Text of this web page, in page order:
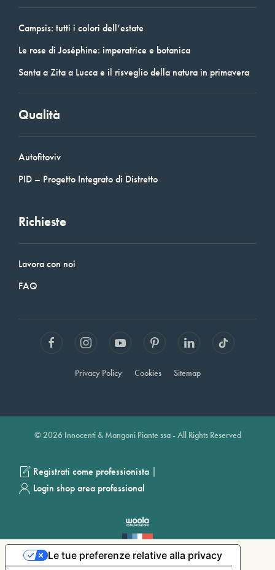
Campsis: tutti i colori dell’estate
Le rose di Joséphine: imperatrice e botanica
Santa a Zita a Lucca e il risveglio della natura in primavera
Qualità
Autofitoviv
PID – Progetto Integrato di Distretto
Richieste
Lavora con noi
FAQ
Privacy Policy Cookies Sitemap
© 2026 Innocenti & Mangoni Piante ssa - All Rights Reserved
Registrati come professionista |
Login shop area professional
Le tue preferenze relative alla privacy